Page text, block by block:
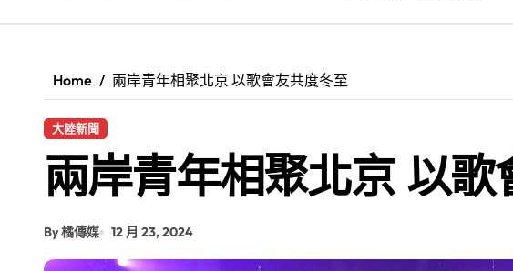
兩岸青年齊聚福州共話農文旅融合發展
爭取原住民選票 柯志恩提原民5大政策 打造城鄉共好
港都文藝學會首辦蓮池潭文學營 支持高雄文學再出發
Home 兩岸青年相聚北京 以歌會友共度冬至
大陸新聞
兩岸青年相聚北京 以歌
By 橘傳媒 12 月 23, 2024